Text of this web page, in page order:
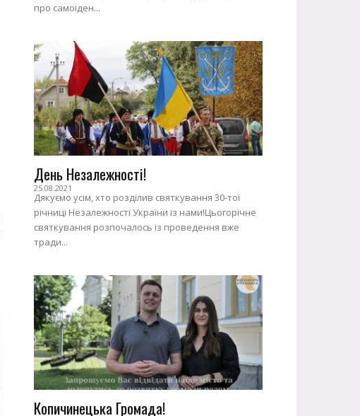
про самоіден...
День Незалежності!
25.08.2021
Дякуємо усім, хто розділив святкування 30-тої
річниці Незалежності України із нами!Цьогорічне
святкування розпочалось із проведення вже
тради...
Копичинецька Громада!